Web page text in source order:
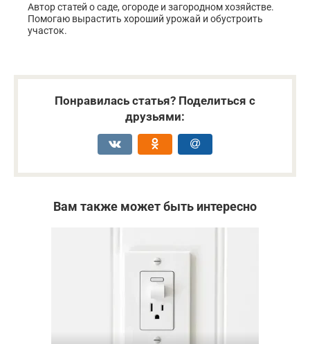
Автор статей о саде, огороде и загородном хозяйстве.
Помогаю вырастить хороший урожай и обустроить
участок.
Понравилась статья? Поделиться с
друзьями:
Вам также может быть интересно